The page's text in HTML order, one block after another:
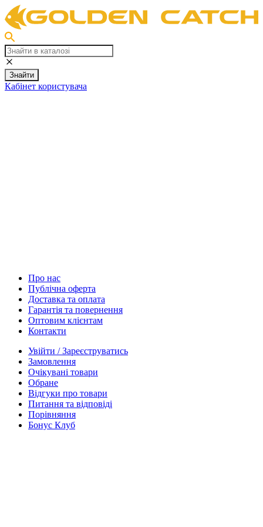
Знайти
Кабінет користувача
Про нас
Публічна оферта
Доставка та оплата
Гарантія та повернення
Оптовим клієнтам
Контакти
Увійти / Зареєструватись
Замовлення
Очікувані товари
Обране
Відгуки про товари
Питання та відповіді
Порівняння
Бонус Клуб